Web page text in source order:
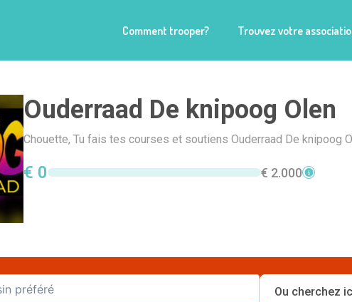
Comment trooper? Trouvez votre
Ouderraad De knipoog Olen
Chouette, Tu fais tes courses et soutiens Ouderraad De knipoog
€ 0 € 2.000